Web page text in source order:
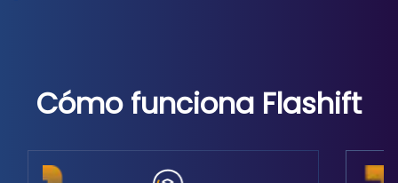
Cómo funciona Flashift